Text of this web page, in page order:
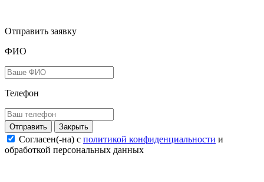
Отправить заявку
ФИО
Телефон
Закрыть
Согласен(-на) c политикой конфиденциальности и
обработкой персональных данных